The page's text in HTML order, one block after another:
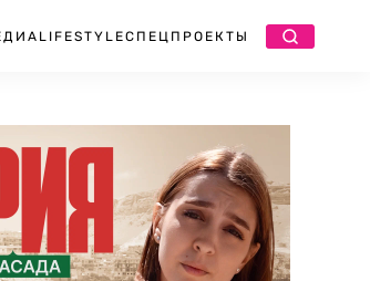
LIFESTYLEСПЕЦПРОЕКТЫ